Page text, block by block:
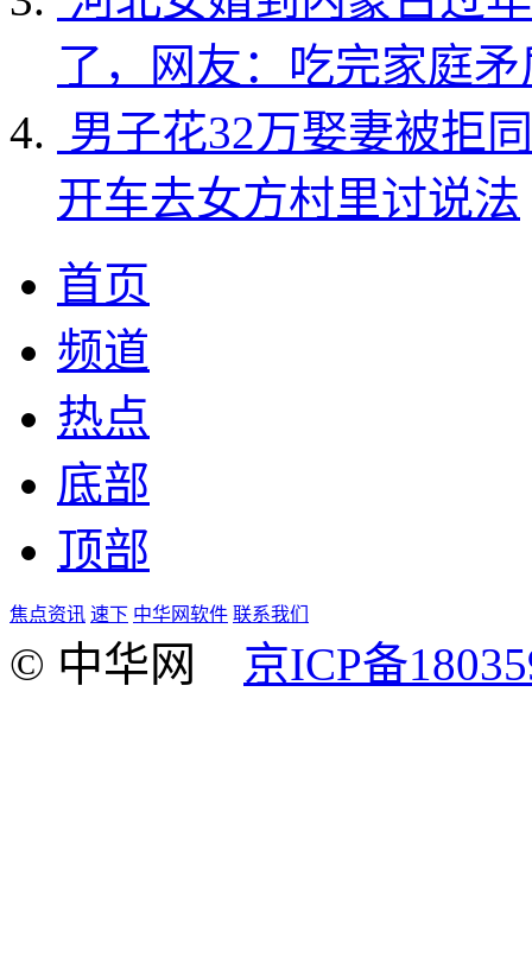
了，网友：吃完家庭
男子花32万娶妻被拒
开车去女方村里讨说法
首页
频道
热点
底部
顶部
焦点资讯 速下 中华网软件 联系我们
© 中华网 京ICP备